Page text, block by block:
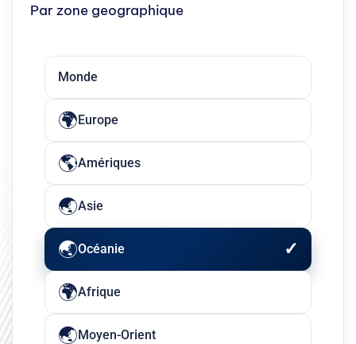
Par zone geographique
Monde
Europe
Amériques
Asie
Océanie
Afrique
Moyen-Orient